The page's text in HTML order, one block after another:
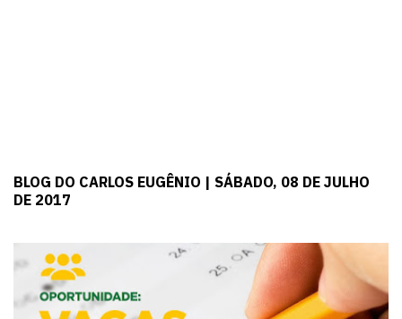
BLOG DO CARLOS EUGÊNIO | SÁBADO, 08 DE JULHO
DE 2017